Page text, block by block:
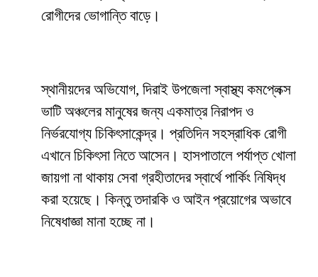
রোগীদের ভোগান্তি বাড়ে।
স্থানীয়দের অভিযোগ, দিরাই উপজেলা স্বাস্থ্য কমপ্লেক্স
ভাটি অঞ্চলের মানুষের জন্য একমাত্র নিরাপদ ও
নির্ভরযোগ্য চিকিৎসাকেন্দ্র। প্রতিদিন সহস্রাধিক রোগী
এখানে চিকিৎসা নিতে আসেন। হাসপাতালে পর্যাপ্ত খোলা
জায়গা না থাকায় সেবা গ্রহীতাদের স্বার্থে পার্কিং নিষিদ্ধ
করা হয়েছে। কিন্তু তদারকি ও আইন প্রয়োগের অভাবে
নিষেধাজ্ঞা মানা হচ্ছে না।